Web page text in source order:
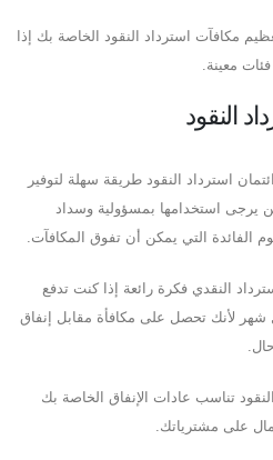
مكافآت استرداد النقود الخاصة بك إذا
معينة.
النقود
استرداد النقود طريقة سهلة لتوفير
يرجى استخدامها بمسؤولية وسداد
التي يمكن أن تفوق المكافآت.
النقدي فكرة رائعة إذا كنت تدفع
شهر لأنك تحصل على مكافأة مقابل إنفاق
تناسب عادات الإنفاق الخاصة بك
على مشترياتك.